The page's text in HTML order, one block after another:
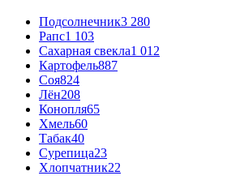
Подсолнечник3 280
Рапс1 103
Сахарная свекла1 012
Картофель887
Соя824
Лён208
Конопля65
Хмель60
Табак40
Сурепица23
Хлопчатник22